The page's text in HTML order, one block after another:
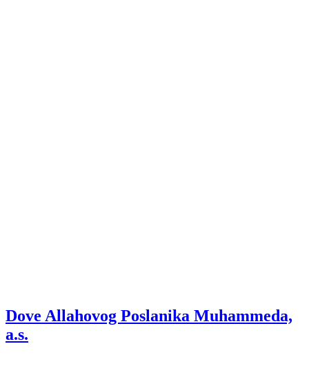
Dove Allahovog Poslanika Muhammeda,
a.s.